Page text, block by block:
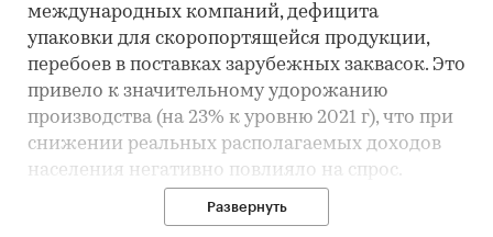
международных компаний, дефицита
упаковки для скоропортящейся продукции,
перебоев в поставках зарубежных заквасок. Это
привело к значительному удорожанию
производства (на 23% к уровню 2021 г), что при
снижении реальных располагаемых доходов
населения негативно повлияло на спрос.
Стоит отметить, что молочная продукция
Развернуть